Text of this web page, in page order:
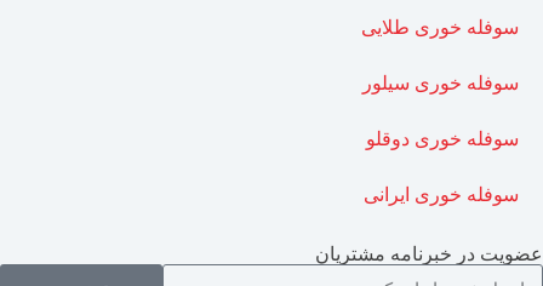
سوفله خوری طلایی
سوفله خوری سیلور
سوفله خوری دوقلو
سوفله خوری ایرانی
عضویت در خبرنامه مشتریان